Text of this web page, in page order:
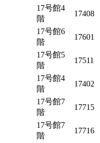
17号館4
階
17408
17号館6
階
17601
17号館5
階
17511
17号館4
階
17402
17号館7
階
17715
17号館7
階
17716